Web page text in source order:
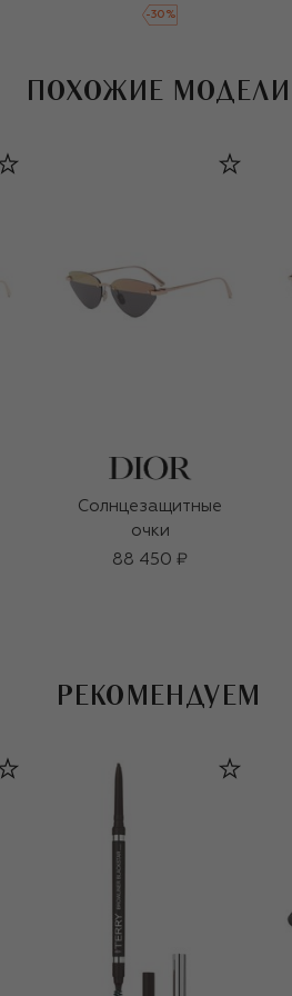
-30 %
ПОХОЖИЕ МОДЕЛИ
Солнцезащитные
очки
88 450 ₽
РЕКОМЕНДУЕМ